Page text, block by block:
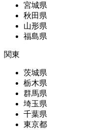
宮城県
秋田県
山形県
福島県
関東
茨城県
栃木県
群馬県
埼玉県
千葉県
東京都